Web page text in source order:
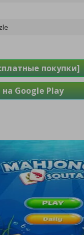
покупки]
Google Play